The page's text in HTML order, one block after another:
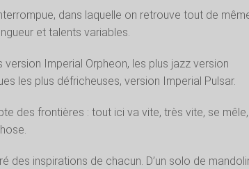
dans laquelle on retrouve tout de
et talents variables.
Imperial Orpheon, les plus jazz version
les plus défricheuses, version Imperial Pulsar.
des frontières : tout ici va vite, très vite, se mêle,
des inspirations de chacun. D’un solo de